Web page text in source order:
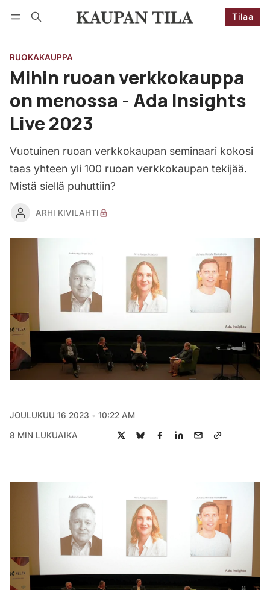
Tilaa
RUOKAKAUPPA
Mihin ruoan verkkokauppa
on menossa - Ada Insights
Live 2023
Vuotuinen ruoan verkkokaupan seminaari kokosi
taas yhteen yli 100 ruoan verkkokaupan tekijää.
Mistä siellä puhuttiin?
ARHI KIVILAHTI
JOULUKUU 16 2023 10:22 AM
8 MIN LUKUAIKA